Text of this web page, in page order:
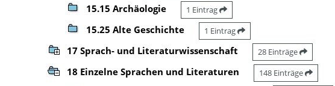
15.15 Archäologie 1 Eintrag
15.25 Alte Geschichte 1 Eintrag
17 Sprach- und Literaturwissenschaft 28 Einträge
18 Einzelne Sprachen und Literaturen 148 Einträge